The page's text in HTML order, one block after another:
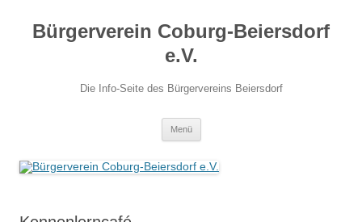
springen
Bürgerverein Coburg-Beiersdorf
e.V.
Die Info-Seite des Bürgervereins Beiersdorf
Menü